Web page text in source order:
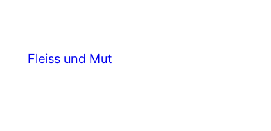
springen
Fleiss und Mut